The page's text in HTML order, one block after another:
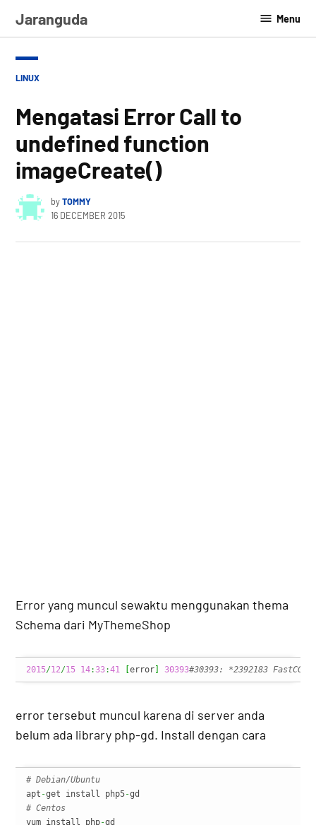
Jaranguda Menu
POSTED
LINUX
Mengatasi Error Call to
undefined function
imageCreate()
byTOMMY
16 DECEMBER 2015
Error yang muncul sewaktu menggunakan thema
Schema dari MyThemeShop
2015/12/15 14:33:41 [error 30393#30393: *2392183
error tersebut muncul karena di server anda
belum ada library php-gd. Install dengan cara
# Debian/Ubuntu
apt -get install php5-
# Centos
yum install php-gd